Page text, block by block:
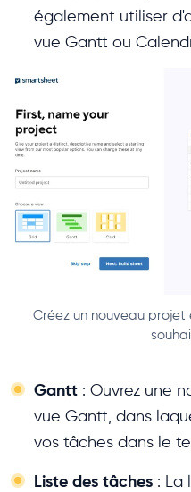
également utiliser
vue Gantt ou
Créez un nouveau
Gantt : Ouvrez une
vue Gantt, dans
vos tâches dans le
Liste des tâches : La